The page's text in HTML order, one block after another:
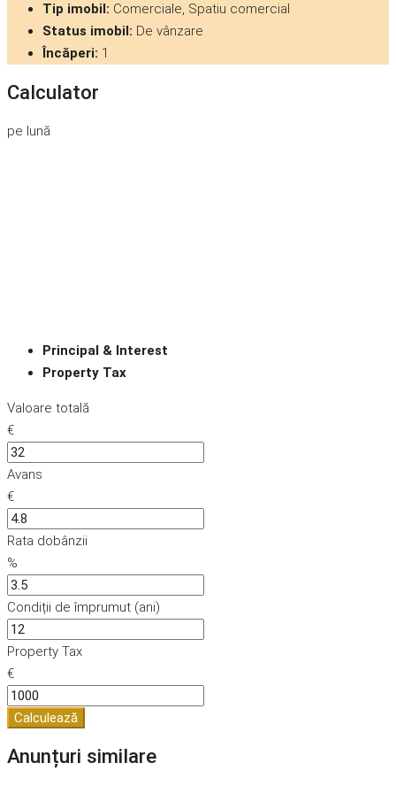
Tip imobil: Comerciale, Spatiu comercial
Status imobil: De vânzare
Încăperi: 1
Calculator
pe lună
Principal & Interest
Property Tax
Valoare totală
€
Avans
€
Rata dobânzii
%
Condiții de împrumut (ani)
Property Tax
€
Calculează
Anunțuri similare